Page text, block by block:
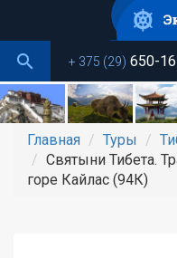
основному
содержанию+ 375 (29) 650-
Главная Туры
Святыни Тибета.
горе Кайлас (94К)